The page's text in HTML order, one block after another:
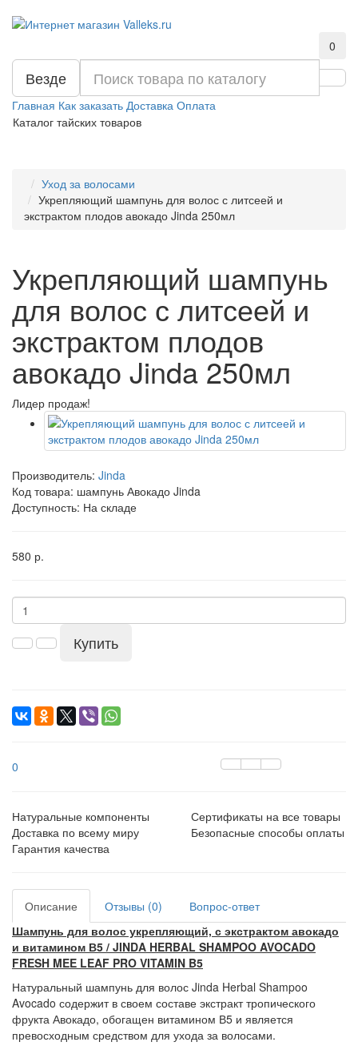
0
Везде
Главная Как заказать Доставка Оплата
Каталог тайских товаров
Уход за волосами
Укрепляющий шампунь для волос с литсеей и
экстрактом плодов авокадо Jinda 250мл
Укрепляющий шампунь
для волос с литсеей и
экстрактом плодов
авокадо Jinda 250мл
Лидер продаж!
Производитель: Jinda
Код товара: шампунь Авокадо Jinda
Доступность: На складе
580 р.
Купить
0
Натуральные компоненты
Сертификаты на все товары
Доставка по всему миру
Безопасные способы оплаты
Гарантия качества
Описание Отзывы (0)
Вопрос-ответ
Шампунь для волос укрепляющий, с экстрактом авокадо
и витамином В5 / JINDA HERBAL SHAMPOO AVOCADO
FRESH MEE LEAF PRO VITAMIN B5
Натуральный шампунь для волос Jinda Herbal Shampoo
Avocado содержит в своем составе экстракт тропического
фрукта Авокадо, обогащен витамином В5 и является
превосходным средством для ухода за волосами.